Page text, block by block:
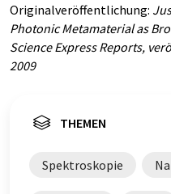
Originalveröffentlichung:
Photonic Metamaterial as
Science Express Reports,
2009
THEMEN
Spektroskopie